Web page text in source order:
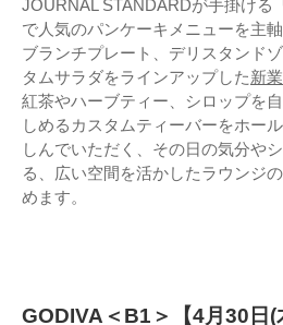
JOURNAL STANDARDが手掛ける
で人気のパンケーキメニューを主
ブランチプレート、デリスタンド
タムサラダをラインアップした新
紅茶やハーブティー、シロップを
しめるカスタムティーバーをホー
しんでいただく、その日の気分や
る、広い空間を活かしたラウンジ
めます。
GODIVA＜B1＞【4月30日(